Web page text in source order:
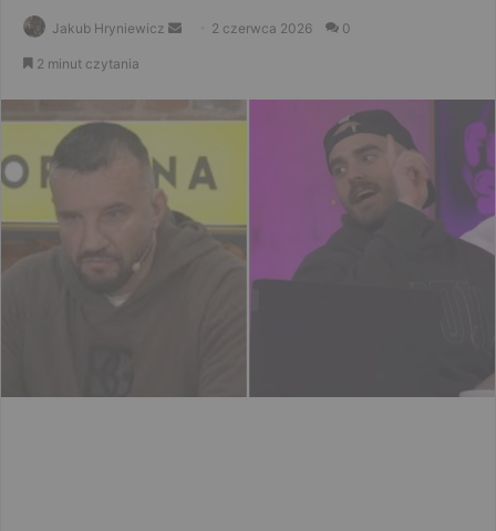
Jakub Hryniewicz
Send 2 czerwca 2026 0
2 minut czytania